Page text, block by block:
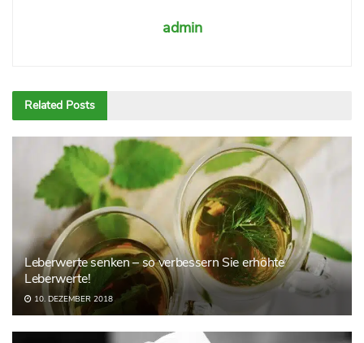
admin
Related Posts
Leberwerte senken – so verbessern Sie erhöhte
Leberwerte!
10. DEZEMBER 2018